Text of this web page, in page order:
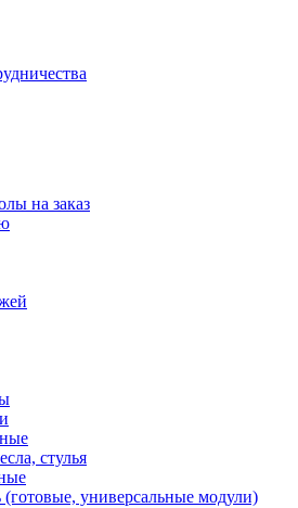
на заказ
стулья
универсальные модули)